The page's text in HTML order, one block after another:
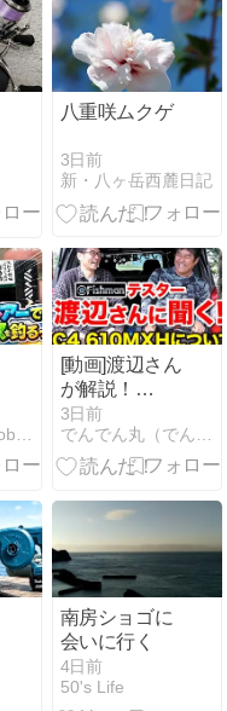
八重咲ムクゲ
3日前
新・八ヶ岳西麓日記
文庵 Angler’s Lobby
[動画]渡辺さん
が解説！
FishmanBC4
610MXHにつ
いて！をアッ
3日前
でんでん丸（でんでんまる店長）のブログ
南房ショゴに
会いに行く
4日前
50's Life